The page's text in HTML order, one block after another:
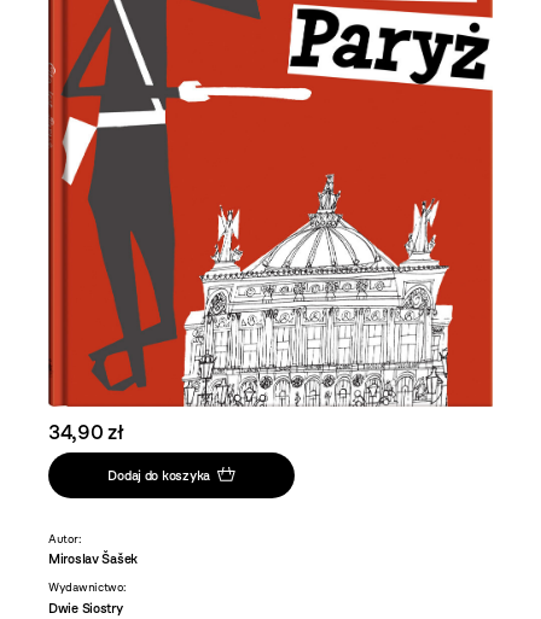
34,90 zł
Dodaj do koszyka
Autor:
Miroslav Šašek
Wydawnictwo:
Dwie Siostry